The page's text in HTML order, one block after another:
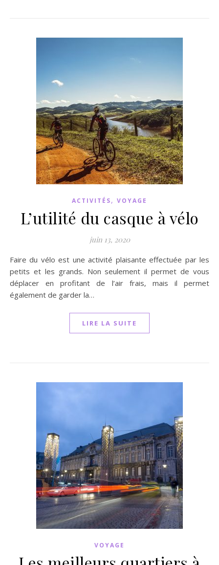
ACTIVITÉS, VOYAGE
L’utilité du casque à vélo
juin 13, 2020
Faire du vélo est une activité plaisante effectuée par les
petits et les grands. Non seulement il permet de vous
déplacer en profitant de l’air frais, mais il permet
également de garder la…
LIRE LA SUITE
VOYAGE